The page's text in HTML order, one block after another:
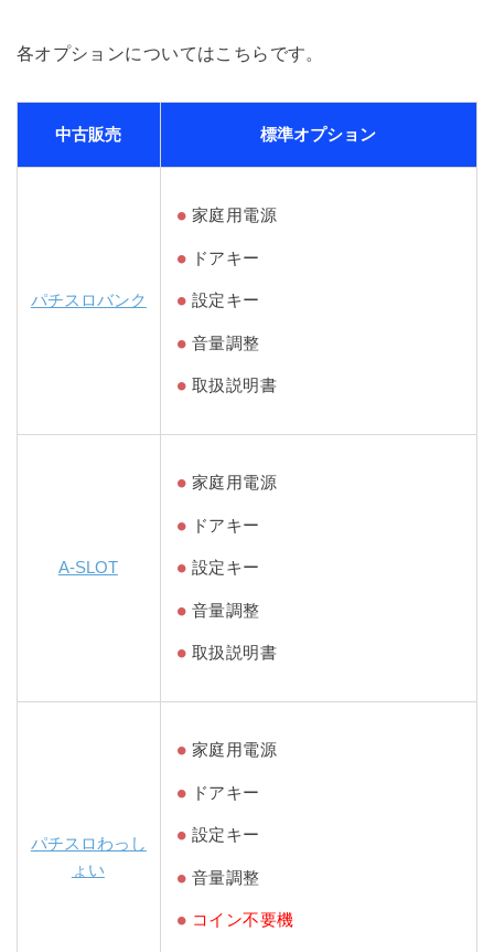
各オプションについてはこちらです。
中古販売 標準オプション
パチスロバンク
家庭用電源
ドアキー
設定キー
音量調整
取扱説明書
A-SLOT
家庭用電源
ドアキー
設定キー
音量調整
取扱説明書
パチスロわっし
ょい
家庭用電源
ドアキー
設定キー
音量調整
コイン不要機